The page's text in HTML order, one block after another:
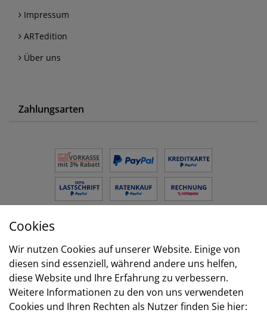
Impressum
ARTedition
Über uns
Zahlungsarten
Versand
Cookies
Wir nutzen Cookies auf unserer Website. Einige von
diesen sind essenziell, während andere uns helfen,
diese Website und Ihre Erfahrung zu verbessern.
Weitere Informationen zu den von uns verwendeten
Cookies und Ihren Rechten als Nutzer finden Sie hier: